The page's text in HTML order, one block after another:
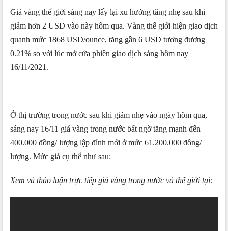
Giá vàng thế giới sáng nay lấy lại xu hướng tăng nhẹ sau khi
giảm hơn 2 USD vào này hôm qua. Vàng thế giới hiện giao dịch
quanh mức 1868 USD/ounce, tăng gần 6 USD tương đương
0.21% so với lúc mở cửa phiên giao dịch sáng hôm nay
16/11/2021.
Ở thị trường trong nước sau khi giảm nhẹ vào ngày hôm qua,
sáng nay 16/11 giá vàng trong nước bất ngờ tăng mạnh đến
400.000 đồng/ lượng lập đỉnh mới ở mức 61.200.000 đồng/
lượng. Mức giá cụ thể như sau:
Xem và thảo luận trực tiếp giá vàng trong nước và thế giới tại: